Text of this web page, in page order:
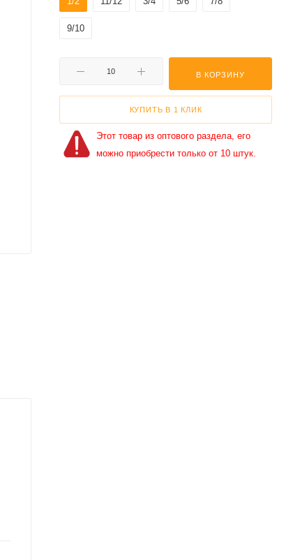
9/10
В КОРЗИНУ
КУПИТЬ В 1 КЛИК
Этот товар из оптового раздела, его
можно приобрести только от 10 штук.